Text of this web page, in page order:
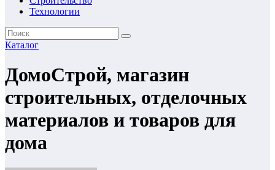
Технологии
Каталог
ДомоСтрой, магазин
строительных, отделочных
материалов и товаров для
дома